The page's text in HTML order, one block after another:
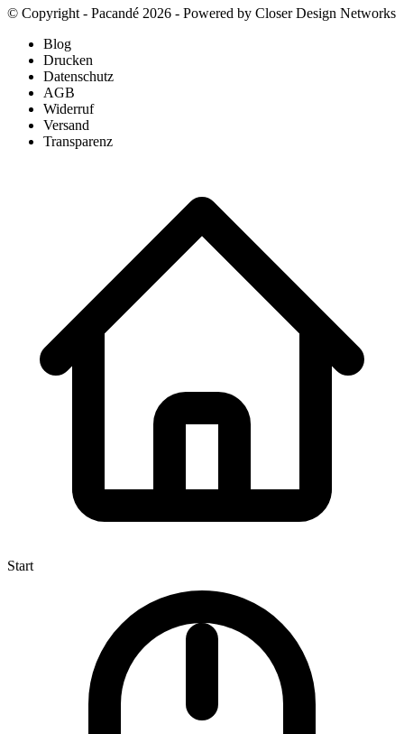
© Copyright - Pacandé 2026 - Powered by Closer Design Networks
Blog
Drucken
Datenschutz
AGB
Widerruf
Versand
Transparenz
Start